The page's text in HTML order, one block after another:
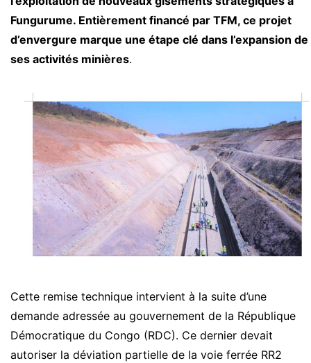
Fungurume. Entièrement financé par TFM, ce projet
d’envergure marque une étape clé dans l’expansion de
ses activités minières.
Cette remise technique intervient à la suite d’une
demande adressée au gouvernement de la République
Démocratique du Congo (RDC). Ce dernier devait
autoriser la déviation partielle de la voie ferrée RR2